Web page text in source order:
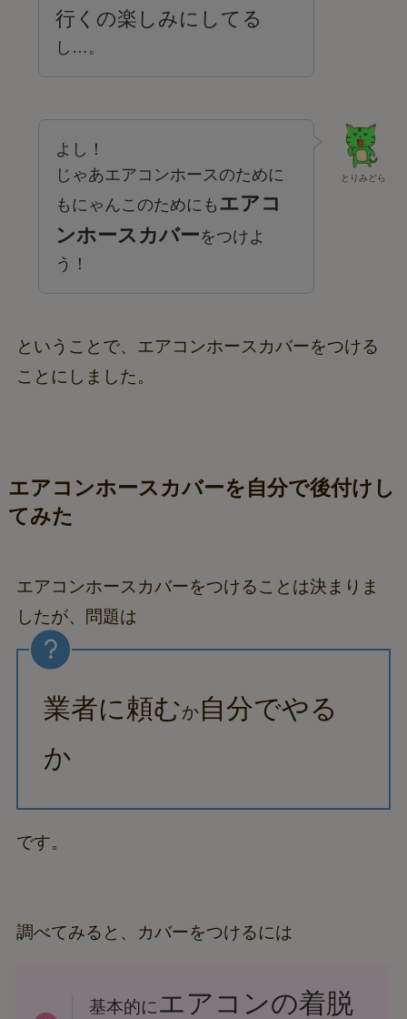
行くの楽しみにしてる
し…。
とりみどら
よし！
じゃあエアコンホースのために
もにゃんこのためにも エアコ
ンホースカバーをつけよ
う！
ということで、エアコンホースカバーをつける
ことにしました。
エアコンホースカバーを自分で後付けし
てみた
エアコンホースカバーをつけることは決まりま
したが、問題は
業者に頼むか自分でやる
か
です。
調べてみると、カバーをつけるには
基本的にエアコンの着脱